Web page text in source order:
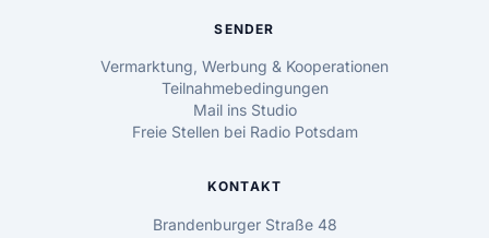
SENDER
Vermarktung, Werbung & Kooperationen
Teilnahmebedingungen
Mail ins Studio
Freie Stellen bei Radio Potsdam
KONTAKT
Brandenburger Straße 48